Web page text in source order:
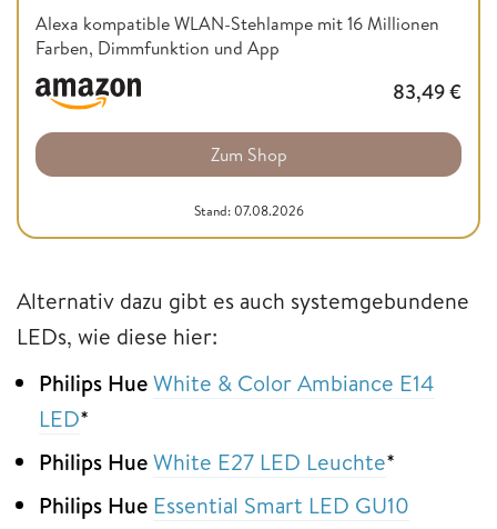
Alexa kompatible WLAN-Stehlampe mit 16 Millionen
Farben, Dimmfunktion und App
83,49€
Zum Shop
Stand: 07.08.2026
Alternativ dazu gibt es auch systemgebundene
LEDs, wie diese hier:
Philips HueWhite & Color Ambiance E14
LED*
Philips HueWhite E27 LED Leuchte*
Philips Hue Essential Smart LED GU10